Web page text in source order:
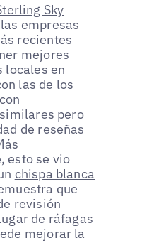
Sky
empresas
recientes
mejores
locales en
las de los
pero
de reseñas
esto se vio
chispa blanca
que
revisión
de ráfagas
mejorar la